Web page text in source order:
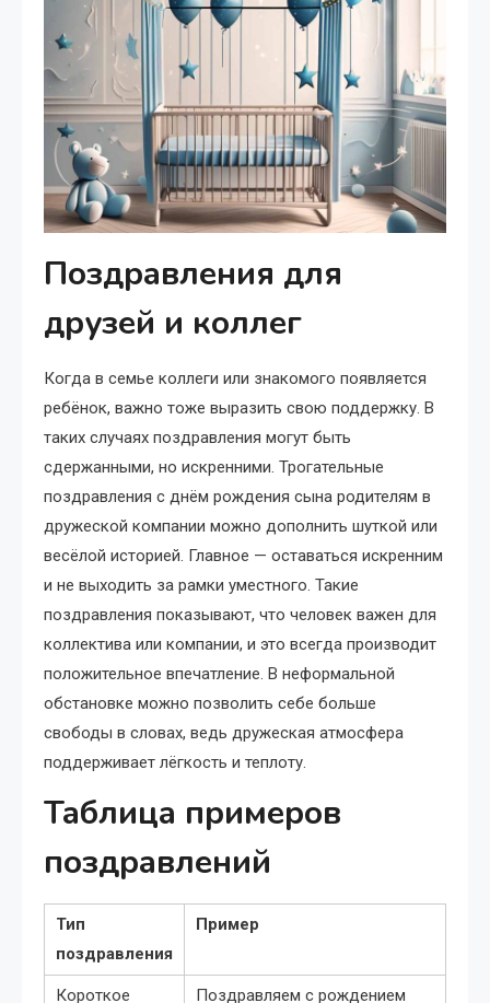
Поздравления для
друзей и коллег
Когда в семье коллеги или знакомого появляется
ребёнок, важно тоже выразить свою поддержку. В
таких случаях поздравления могут быть
сдержанными, но искренними. Трогательные
поздравления с днём рождения сына родителям в
дружеской компании можно дополнить шуткой или
весёлой историей. Главное — оставаться искренним
и не выходить за рамки уместного. Такие
поздравления показывают, что человек важен для
коллектива или компании, и это всегда производит
положительное впечатление. В неформальной
обстановке можно позволить себе больше
свободы в словах, ведь дружеская атмосфера
поддерживает лёгкость и теплоту.
Таблица примеров
поздравлений
Тип
поздравления
Пример
Короткое Поздравляем с рождением